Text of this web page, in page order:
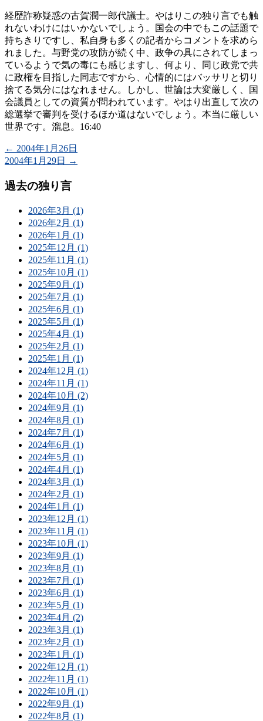
経歴詐称疑惑の古賀潤一郎代議士。やはりこの独り言でも触
れないわけにはいかないでしょう。国会の中でもこの話題で
持ちきりですし、私自身も多くの記者からコメントを求めら
れました。与野党の攻防が続く中、政争の具にされてしまっ
ているようで気の毒にも感じますし、何より、同じ政党で共
に政権を目指した同志ですから、心情的にはバッサリと切り
捨てる気分にはなれません。しかし、世論は大変厳しく、国
会議員としての資質が問われています。やはり出直して次の
総選挙で審判を受けるほか道はないでしょう。本当に厳しい
世界です。溜息。16:40
← 2004年1月26日
2004年1月29日
→
過去の独り言
2026年3月 (1)
2026年2月 (1)
2026年1月 (1)
2025年12月 (1)
2025年11月 (1)
2025年10月 (1)
2025年9月 (1)
2025年7月 (1)
2025年6月 (1)
2025年5月 (1)
2025年4月 (1)
2025年2月 (1)
2025年1月 (1)
2024年12月 (1)
2024年11月 (1)
2024年10月 (2)
2024年9月 (1)
2024年8月 (1)
2024年7月 (1)
2024年6月 (1)
2024年5月 (1)
2024年4月 (1)
2024年3月 (1)
2024年2月 (1)
2024年1月 (1)
2023年12月 (1)
2023年11月 (1)
2023年10月 (1)
2023年9月 (1)
2023年8月 (1)
2023年7月 (1)
2023年6月 (1)
2023年5月 (1)
2023年4月 (2)
2023年3月 (1)
2023年2月 (1)
2023年1月 (1)
2022年12月 (1)
2022年11月 (1)
2022年10月 (1)
2022年9月 (1)
2022年8月 (1)